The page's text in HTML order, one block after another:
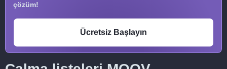
çözüm!
Ücretsiz Başlayın